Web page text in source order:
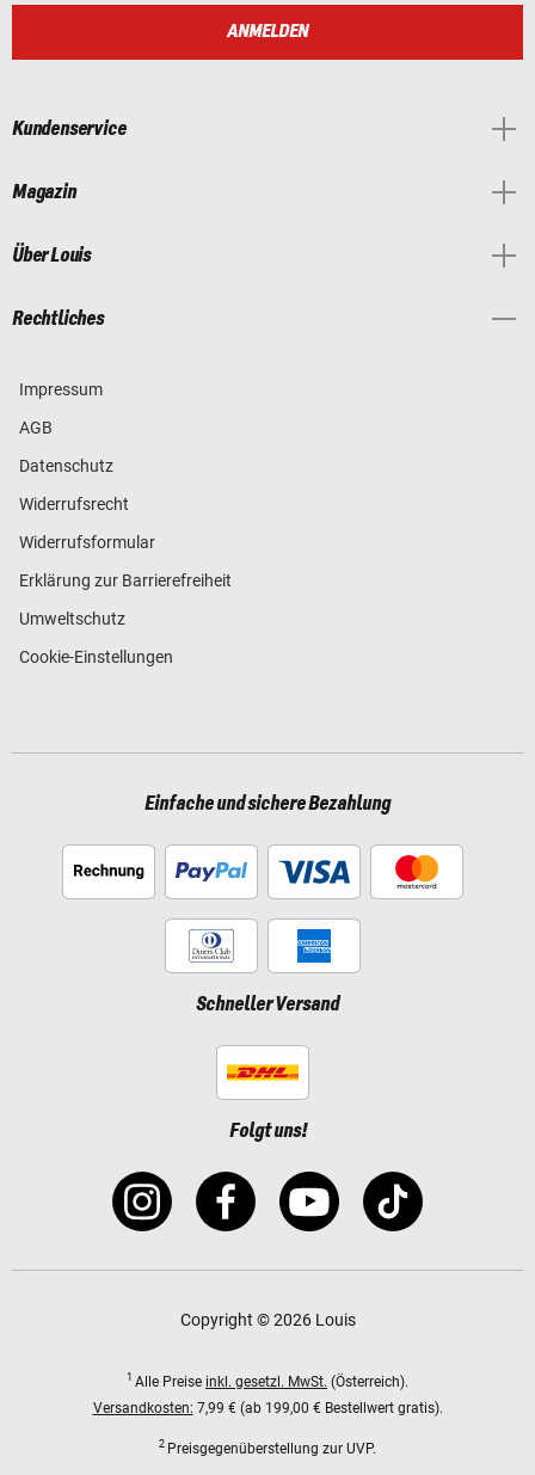
ANMELDEN
Kundenservice
Magazin
Über Louis
Rechtliches
Impressum
AGB
Datenschutz
Widerrufsrecht
Widerrufsformular
Erklärung zur Barrierefreiheit
Umweltschutz
Cookie-Einstellungen
Einfache und sichere Bezahlung
Schneller Versand
Folgt uns!
Copyright © 2026 Louis
1 Alle Preise inkl. gesetzl. MwSt. (Österreich).
Versandkosten: 7,99 € (ab 199,00 € Bestellwert gratis).
2 Preisgegenüberstellung zur UVP.